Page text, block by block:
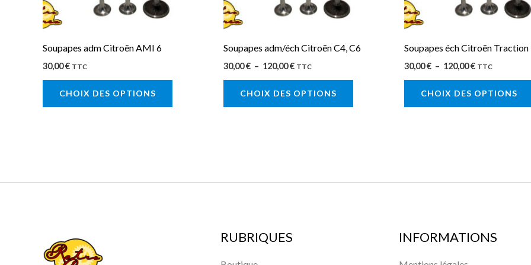
Soupapes adm Citroën AMI 6
30,00€ TTC
CHOIX DES OPTIONS
produit
Soupapes adm/éch Citroën C4, C6
30,00€ – 120,00€ TTC
CHOIX DES OPTIONS
produit
Soupapes éch Citroën Traction
30,00€ – 120,00€ TTC
CHOIX DES OPTIONS
RUBRIQUES INFORMATIONS